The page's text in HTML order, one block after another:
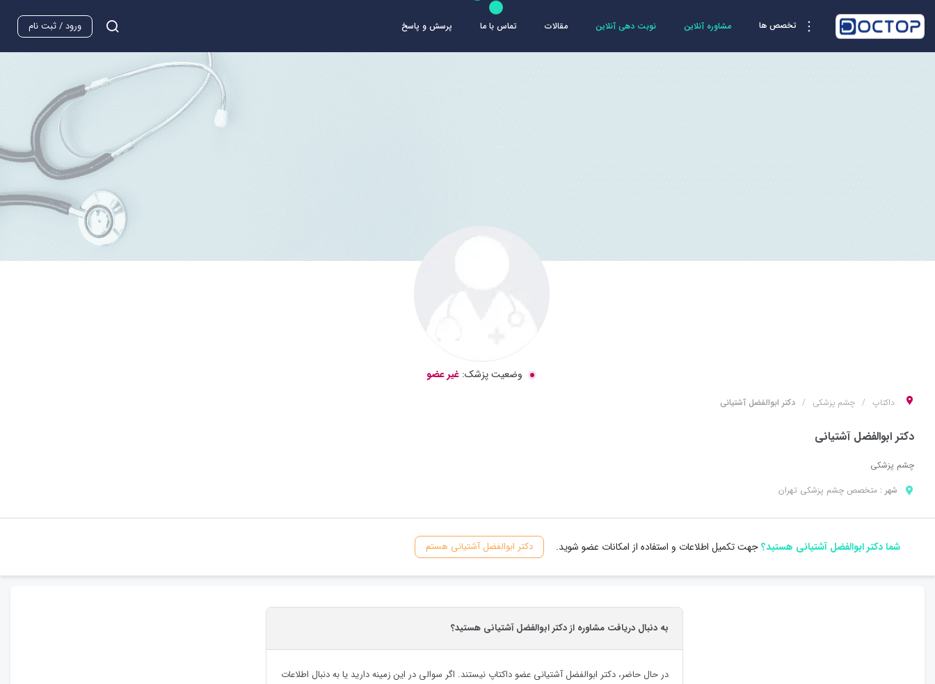
تخصص ها مشاوره آنلاین نوبت دهی آنلاین مقالات تماس با ما پرسش و پاسخ ورود / ثبت نام
وضعیت پزشک: غیر عضو
داکتاپ چشم پزشکی دکتر ابوالفضل آشتیانی
دکتر ابوالفضل آشتیانی
چشم پزشکی
شهر : متخصص چشم پزشکی تهران
شما دکتر ابوالفضل آشتیانی هستید؟جهت تکمیل اطلاعات و استفاده از امکانات عضو شوید. دکتر ابوالفضل آشتیانی هستم
به دنبال دریافت مشاوره از دکتر ابوالفضل آشتیانی هستید؟
در حال حاضر،دکتر ابوالفضل آشتیانی عضو داکتاپ نیستند. اگر سوالی در این زمینه دارید یا به دنبال اطلاعات